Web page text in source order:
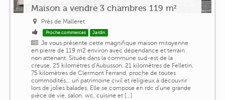
Maison a vendre 3 chambres 119 m²
Près de Malleret
Proche commerces Jardin
Je vous présente cette magnifique maison mitoyenne
en pierre de 119 m2 environ avec dépendance et terrain
non attenant. Située dans la commune sud-est de la
creuse, 25 kilomètres d'Aubusson, 21 kilomètres de Felletin,
75 kilomètres de Clermont Ferrand, proche de toutes
commodités… un patrimoine civil et religieux à découvrir
lors de jolies balades. Elle se compose en rdc d'une grande
pièce de vie, salon, wc, cuisine et [...]